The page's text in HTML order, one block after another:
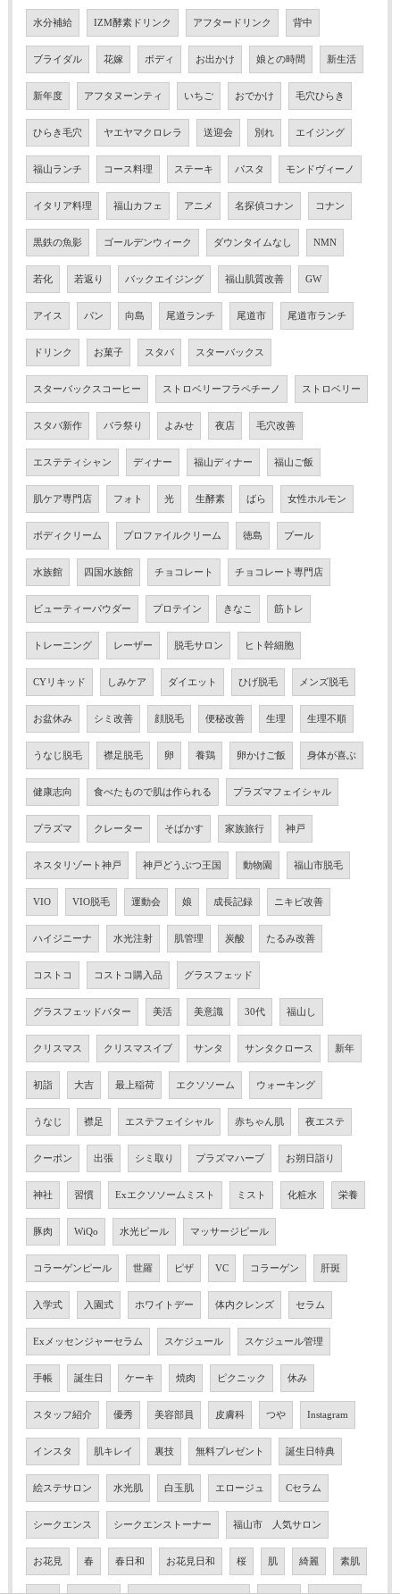
水分補給 IZM酵素ドリンク アフタードリンク 背中
ブライダル 花嫁 ボディ お出かけ 娘との時間 新生活
新年度 アフタヌーンティ いちご おでかけ 毛穴ひらき
ひらき毛穴 ヤエヤマクロレラ 送迎会 別れ エイジング
福山ランチ コース料理 ステーキ パスタ モンドヴィーノ
イタリア料理 福山カフェ アニメ 名探偵コナン コナン
黒鉄の魚影 ゴールデンウィーク ダウンタイムなし NMN
若化 若返り バックエイジング 福山肌質改善 GW
アイス パン 向島 尾道ランチ 尾道市 尾道市ランチ
ドリンク お菓子 スタバ スターバックス
スターバックスコーヒー ストロベリーフラペチーノ ストロベリー
スタバ新作 バラ祭り よみせ 夜店 毛穴改善
エステティシャン ディナー 福山ディナー 福山ご飯
肌ケア専門店 フォト 光 生酵素 ばら 女性ホルモン
ボディクリーム プロファイルクリーム 徳島 プール
水族館 四国水族館 チョコレート チョコレート専門店
ビューティーパウダー プロテイン きなこ 筋トレ
トレーニング レーザー 脱毛サロン ヒト幹細胞
CYリキッド しみケア ダイエット ひげ脱毛 メンズ脱毛
お盆休み シミ改善 顔脱毛 便秘改善 生理 生理不順
うなじ脱毛 襟足脱毛 卵 養鶏 卵かけご飯 身体が喜ぶ
健康志向 食べたもので肌は作られる プラズマフェイシャル
プラズマ クレーター そばかす 家族旅行 神戸
ネスタリゾート神戸 神戸どうぶつ王国 動物園 福山市脱毛
VIO VIO脱毛 運動会 娘 成長記録 ニキビ改善
ハイジニーナ 水光注射 肌管理 炭酸 たるみ改善
コストコ コストコ購入品 グラスフェッド
グラスフェッドバター 美活 美意識 30代 福山し
クリスマス クリスマスイブ サンタ サンタクロース 新年
初詣 大吉 最上稲荷 エクソソーム ウォーキング
うなじ 襟足 エステフェイシャル 赤ちゃん肌 夜エステ
クーポン 出張 シミ取り プラズマハーブ お朔日詣り
神社 習慣 Exエクソソームミスト ミスト 化粧水 栄養
豚肉 WiQo 水光ピール マッサージピール
コラーゲンピール 世羅 ピザ VC コラーゲン 肝斑
入学式 入園式 ホワイトデー 体内クレンズ セラム
Exメッセンジャーセラム スケジュール スケジュール管理
手帳 誕生日 ケーキ 焼肉 ピクニック 休み
スタッフ紹介 優秀 美容部員 皮膚科 つや Instagram
インスタ 肌キレイ 裏技 無料プレゼント 誕生日特典
絵ステサロン 水光肌 白玉肌 エロージュ Cセラム
シークエンス シークエンストーナー 福山市 人気サロン
お花見 春 春日和 お花見日和 桜 肌 綺麗 素肌